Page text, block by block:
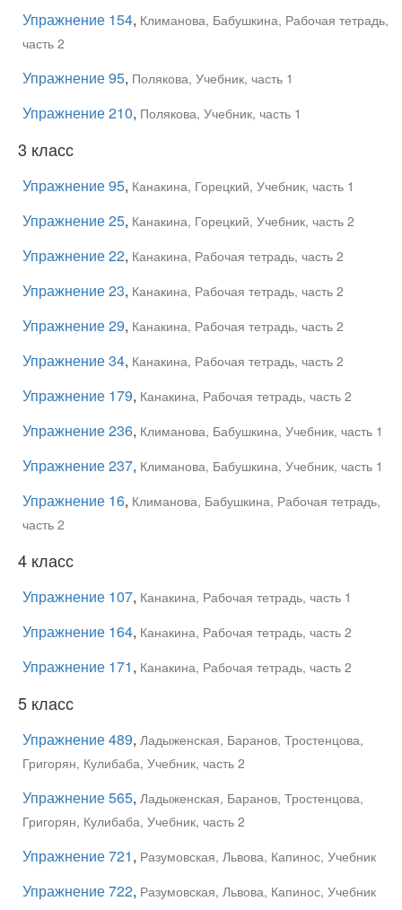
Упражнение 154, Климанова, Бабушкина, Рабочая тетрадь,
часть 2
Упражнение 95, Полякова, Учебник, часть 1
Упражнение 210, Полякова, Учебник, часть 1
3 класс
Упражнение 95, Канакина, Горецкий, Учебник, часть 1
Упражнение 25, Канакина, Горецкий, Учебник, часть 2
Упражнение 22, Канакина, Рабочая тетрадь, часть 2
Упражнение 23, Канакина, Рабочая тетрадь, часть 2
Упражнение 29, Канакина, Рабочая тетрадь, часть 2
Упражнение 34, Канакина, Рабочая тетрадь, часть 2
Упражнение 179, Канакина, Рабочая тетрадь, часть 2
Упражнение 236, Климанова, Бабушкина, Учебник, часть 1
Упражнение 237, Климанова, Бабушкина, Учебник, часть 1
Упражнение 16, Климанова, Бабушкина, Рабочая тетрадь,
часть 2
4 класс
Упражнение 107, Канакина, Рабочая тетрадь, часть 1
Упражнение 164, Канакина, Рабочая тетрадь, часть 2
Упражнение 171, Канакина, Рабочая тетрадь, часть 2
5 класс
Упражнение 489, Ладыженская, Баранов, Тростенцова,
Григорян, Кулибаба, Учебник, часть 2
Упражнение 565, Ладыженская, Баранов, Тростенцова,
Григорян, Кулибаба, Учебник, часть 2
Упражнение 721, Разумовская, Львова, Капинос, Учебник
Упражнение 722, Разумовская, Львова, Капинос, Учебник